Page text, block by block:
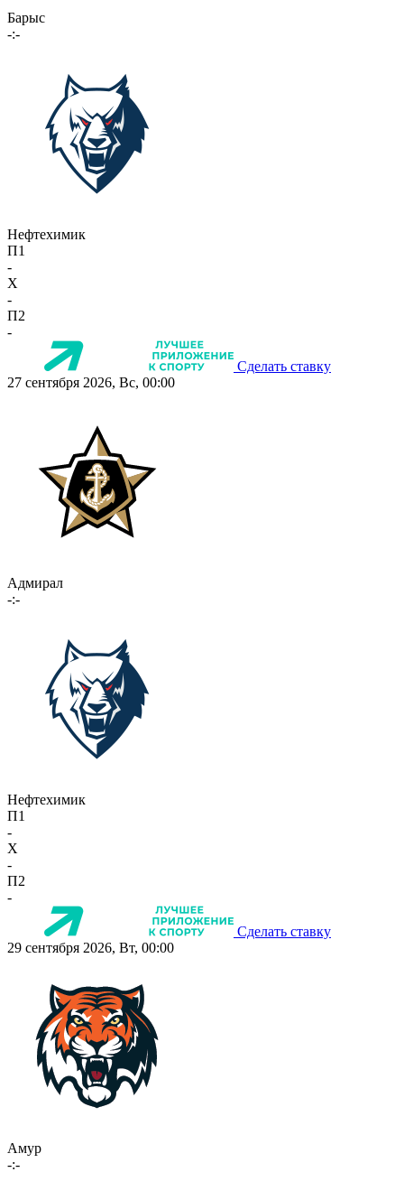
Барыс
-:-
Нефтехимик
П1
-
X
-
П2
-
Сделать ставку
27 сентября 2026, Вс, 00:00
Адмирал
-:-
Нефтехимик
П1
-
X
-
П2
-
Сделать ставку
29 сентября 2026, Вт, 00:00
Амур
-:-